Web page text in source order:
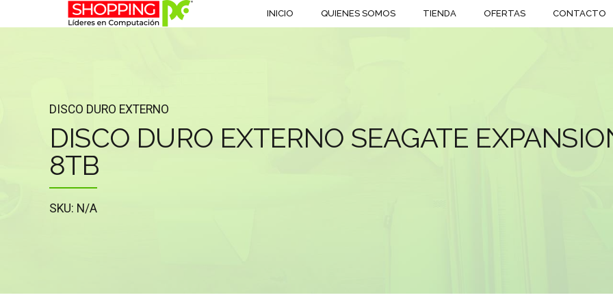
INICIO QUIENES SOMOS TIENDA OFERTAS CONTACTO
DISCO DURO EXTERNO
DISCO DURO EXTERNO SEAGATE
8TB
SKU: N/A